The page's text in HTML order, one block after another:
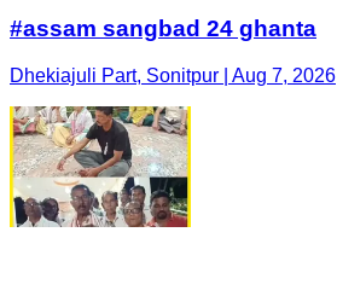
#assam sangbad 24 ghanta
Dhekiajuli Part, Sonitpur | Aug 7, 2026